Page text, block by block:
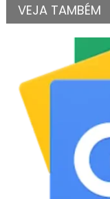
VEJA TAMBÉM